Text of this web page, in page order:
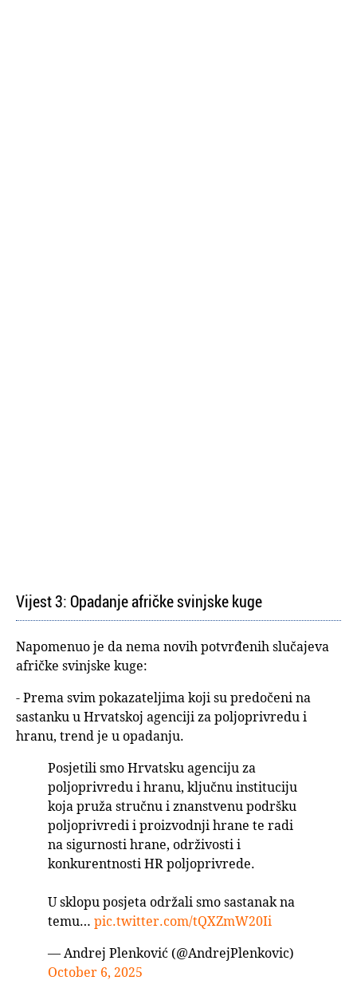
Vijest 3: Opadanje afričke svinjske kuge
Napomenuo je da nema novih potvrđenih slučajeva
afričke svinjske kuge:
- Prema svim pokazateljima koji su predočeni na
sastanku u Hrvatskoj agenciji za poljoprivredu i
hranu, trend je u opadanju.
Posjetili smo Hrvatsku agenciju za
poljoprivredu i hranu, ključnu instituciju
koja pruža stručnu i znanstvenu podršku
poljoprivredi i proizvodnji hrane te radi
na sigurnosti hrane, održivosti i
konkurentnosti HR poljoprivrede.
U sklopu posjeta održali smo sastanak na
temu… pic.twitter.com/tQXZmW20Ii
— Andrej Plenković (@AndrejPlenkovic)
October 6, 2025